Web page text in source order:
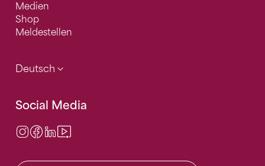
Medien
Shop
Meldestellen
Deutsch
Social Media
Instagram
Facebook
LinkedIn